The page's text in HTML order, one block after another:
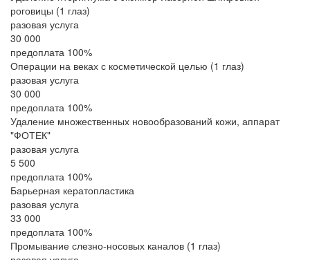
роговицы (1 глаз)
разовая услуга
30 000
предоплата 100%
Операции на веках с косметической целью (1 глаз)
разовая услуга
30 000
предоплата 100%
Удаление множественных новообразований кожи, аппарат
"ФОТЕК"
разовая услуга
5 500
предоплата 100%
Барьерная кератопластика
разовая услуга
33 000
предоплата 100%
Промывание слезно-носовых каналов (1 глаз)